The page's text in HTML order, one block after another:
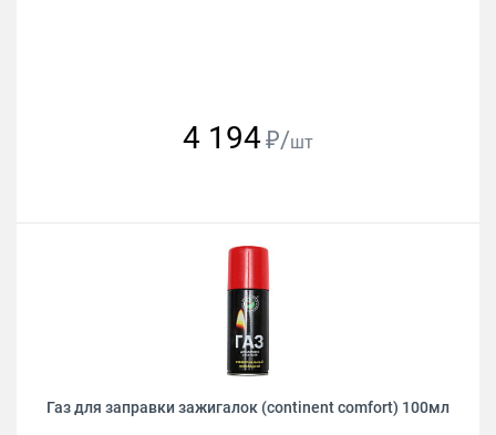
4 194₽/шт
Газ для заправки зажигалок (continent comfort) 100мл